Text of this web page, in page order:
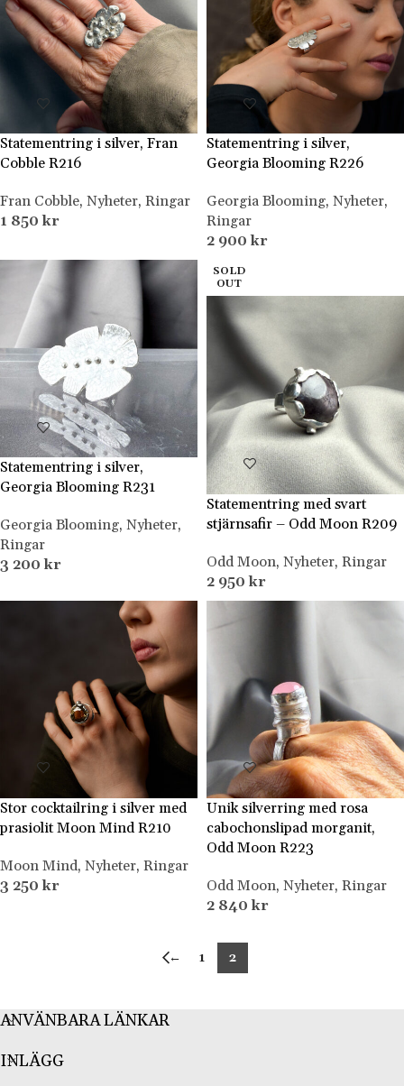
Statementring i silver, Fran
Cobble R216
Fran Cobble, Nyheter, Ringar
1 850kr
Statementring i silver,
Georgia Blooming R226
Georgia Blooming, Nyheter,
Ringar
2 900kr
Statementring i silver,
Georgia Blooming R231
Georgia Blooming, Nyheter,
Ringar
3 200kr
SOLD
OUT
Statementring med svart
stjärnsafir – Odd Moon R209
Odd Moon, Nyheter, Ringar
2 950kr
Stor cocktailring i silver med
prasiolit Moon Mind R210
Moon Mind, Nyheter, Ringar
3 250kr
Unik silverring med rosa
cabochonslipad morganit,
Odd Moon R223
Odd Moon, Nyheter, Ringar
2 840kr
← 1 2
ANVÄNBARA LÄNKAR
INLÄGG